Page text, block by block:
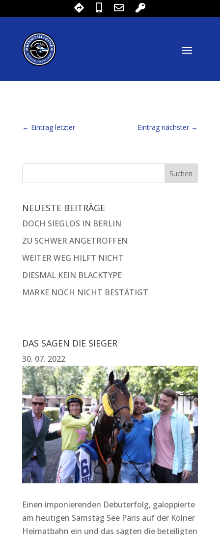
← Eintrag letzter Eintrag nächster →
NEUESTE BEITRÄGE
DOCH SIEGLOS IN BERLIN
ZU SCHWER ANGETROFFEN
WEITER WEG HILFT NICHT
DIESMAL KEIN BLACKTYPE
MARKE NOCH NICHT BESTÄTIGT
DAS SAGEN DIE SIEGER
30. 07. 2022
Einen imponierenden Debuterfolg, galoppierte
am heutigen Samstag See Paris auf der Kölner
Heimatbahn ein und das sagten die beteiligten